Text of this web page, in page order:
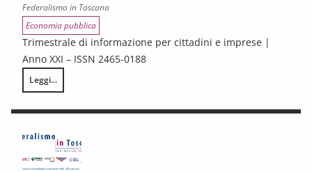
Federalismo in Toscana
Economia pubblica
Trimestrale di informazione per cittadini e imprese |
Anno XXI – ISSN 2465-0188
Leggi...
Federalismo in Toscana n. 2/2026